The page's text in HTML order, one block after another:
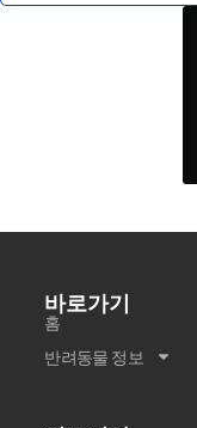
바로가기
홈
반려동물 정보